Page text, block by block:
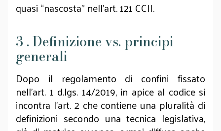
quasi “nascosta” nell’art. 121 CCII.
3 . Definizione vs. principi
generali
Dopo il regolamento di confini fissato
nell’art. 1 d.lgs. 14/2019, in apice al codice si
incontra l’art. 2 che contiene una pluralità di
definizioni secondo una tecnica legislativa,